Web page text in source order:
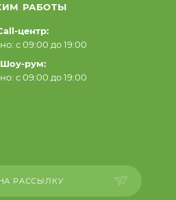
РАБОТЫ
центр:
с 09:00 до 19:00
Шоу-рум:
с 09:00 до 19:00
РАССЫЛКУ